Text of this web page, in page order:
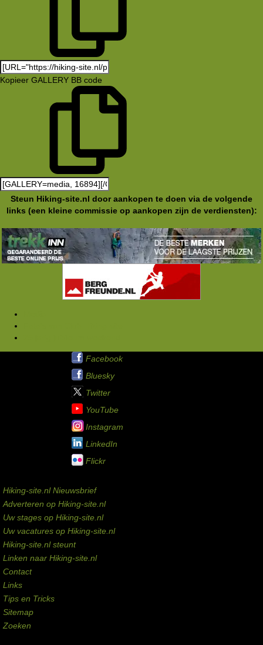
Kopieer GALLERY BB code
Steun Hiking-site.nl door aankopen te doen via de volgende
links (een kleine commissie op aankopen zijn de verdiensten):
Facebook
Bluesky
Twitter
YouTube
Instagram
LinkedIn
Flickr
Hiking-site.nl Nieuwsbrief
Adverteren op Hiking-site.nl
Uw stages op Hiking-site.nl
Uw vacatures op Hiking-site.nl
Hiking-site.nl steunt
Linken naar Hiking-site.nl
Contact
Links
Tips en Tricks
Sitemap
Zoeken